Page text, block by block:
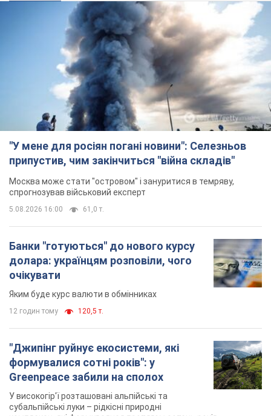
"У мене для росіян погані новини": Селезньов
припустив, чим закінчиться "війна складів"
Москва може стати "островом" і зануритися в темряву,
спрогнозував військовий експерт
5.08.2026 16:00 61,0 т.
Банки "готуються" до нового курсу
долара: українцям розповіли, чого
очікувати
Яким буде курс валюти в обмінниках
12 годин тому 120,5 т.
"Джипінг руйнує екосистеми, які
формувалися сотні років": у
Greenpeace забили на сполох
У високогір'ї розташовані альпійські та
субальпійські луки – рідкісні природні